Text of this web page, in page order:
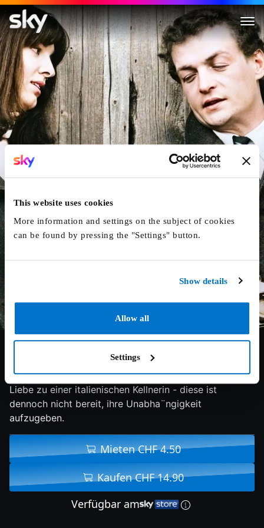
This website uses cookies
More information and settings on the subject of cookies
can be found by pressing the "Settings" button.
Show details
Allow all
Settings
Die Mitte der Welt
6.2/10 1974 112 min Drama
Ein Provinzpolitiker riskiert seine Karriere durch die
Liebe zu einer italienischen Kellnerin - diese ist
dennoch nicht bereit, ihre Unabha¨ngigkeit
aufzugeben.
Mieten CHF 4.50
Kaufen CHF 14.90
Verfügbar am